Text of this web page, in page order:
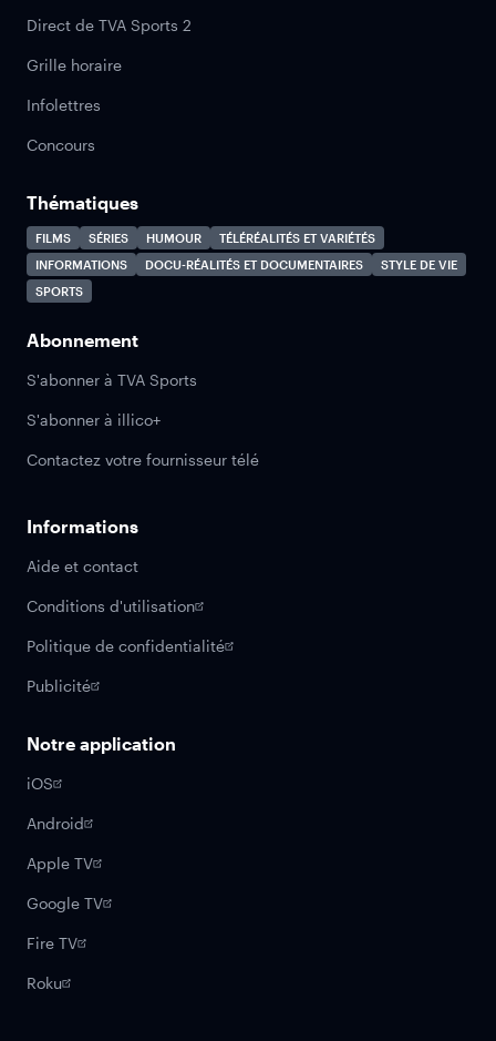
Direct de TVA Sports 2
Grille horaire
Infolettres
Concours
Thématiques
FILMS SÉRIES HUMOUR
TÉLÉRÉALITÉS ET VARIÉTÉS
INFORMATIONS
DOCU-RÉALITÉS ET DOCUMENTAIRES
STYLE DE VIE
SPORTS
Abonnement
S'abonner à TVA Sports
S'abonner à illico+
Contactez votre fournisseur télé
Informations
Aide et contact
Conditions d'utilisation
Politique de confidentialité
Publicité
Notre application
iOS
Android
Apple TV
Google TV
Fire TV
Roku